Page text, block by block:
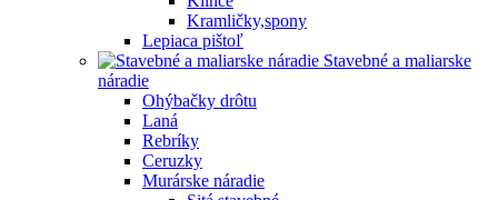
Kramličky,spony
Lepiaca pištoľ
Stavebné a maliarske
náradie
Ohýbačky drôtu
Laná
Rebríky
Ceruzky
Murárske náradie